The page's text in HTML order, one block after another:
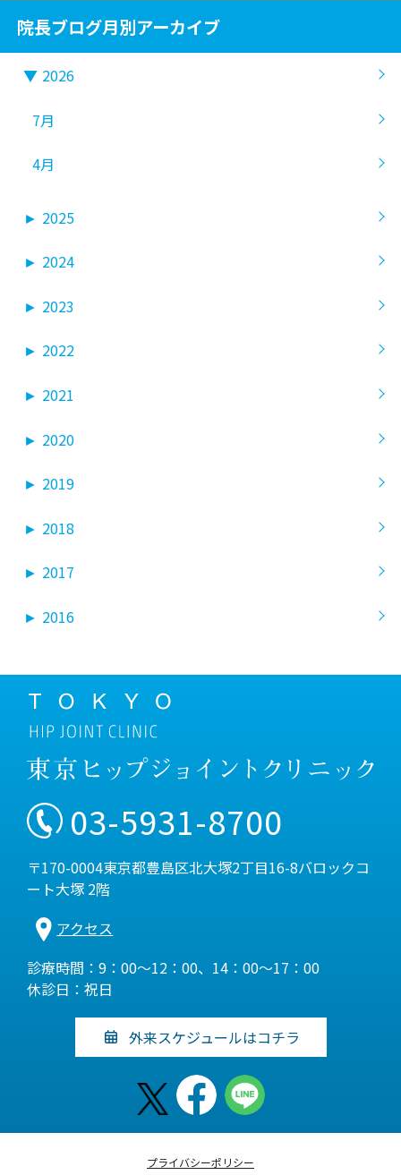
院長ブログ月別アーカイブ
▼ 2026
7月
4月
► 2025
► 2024
► 2023
► 2022
► 2021
► 2020
► 2019
► 2018
► 2017
► 2016
03-5931-8700
〒170-0004東京都豊島区北大塚2丁目16-8バロックコ
ート大塚 2階
アクセス
診療時間：9：00～12：00、14：00～17：00
休診日：祝日
外来スケジュールはコチラ
プライバシーポリシー